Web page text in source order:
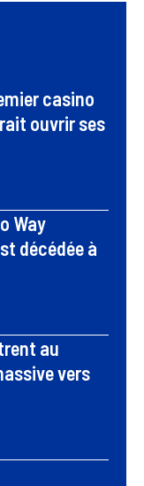
casino
ouvrir ses
Way
décédée à
au
vers